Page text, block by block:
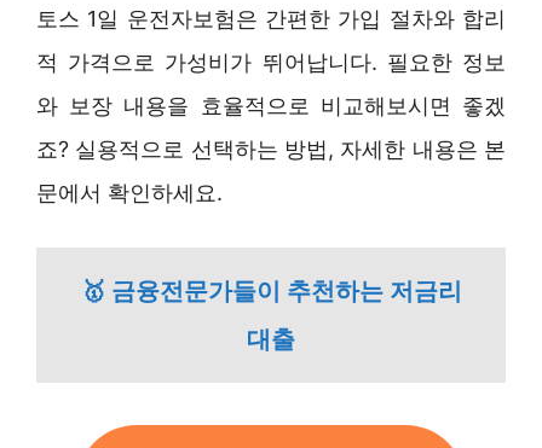
토스 1일 운전자보험은 간편한 가입 절차와 합리
적 가격으로 가성비가 뛰어납니다. 필요한 정보
와 보장 내용을 효율적으로 비교해보시면 좋겠
죠? 실용적으로 선택하는 방법, 자세한 내용은 본
문에서 확인하세요.
🥇 금융전문가들이 추천하는 저금리
대출